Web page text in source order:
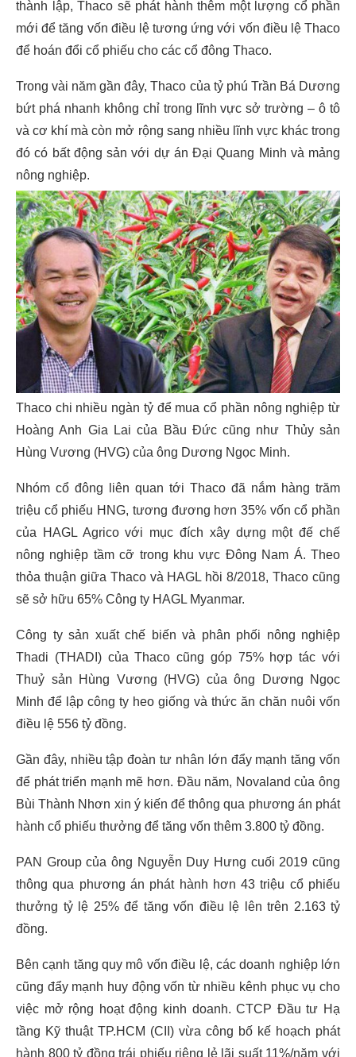
thành lập, Thaco sẽ phát hành thêm một lượng cổ phần
mới để tăng vốn điều lệ tương ứng với vốn điều lệ Thaco
để hoán đổi cổ phiếu cho các cổ đông Thaco.
Trong vài năm gần đây, Thaco của tỷ phú Trần Bá Dương
bứt phá nhanh không chỉ trong lĩnh vực sở trường – ô tô
và cơ khí mà còn mở rộng sang nhiều lĩnh vực khác trong
đó có bất động sản với dự án Đại Quang Minh và mảng
nông nghiệp.
Thaco chi nhiều ngàn tỷ để mua cổ phần nông nghiệp từ
Hoàng Anh Gia Lai của Bầu Đức cũng như Thủy sản
Hùng Vương (HVG) của ông Dương Ngọc Minh.
Nhóm cổ đông liên quan tới Thaco đã nắm hàng trăm
triệu cổ phiếu HNG, tương đương hơn 35% vốn cổ phần
của HAGL Agrico với mục đích xây dựng một đế chế
nông nghiệp tầm cỡ trong khu vực Đông Nam Á. Theo
thỏa thuận giữa Thaco và HAGL hồi 8/2018, Thaco cũng
sẽ sở hữu 65% Công ty HAGL Myanmar.
Công ty sản xuất chế biến và phân phối nông nghiệp
Thadi (THADI) của Thaco cũng góp 75% hợp tác với
Thuỷ sản Hùng Vương (HVG) của ông Dương Ngọc
Minh để lập công ty heo giống và thức ăn chăn nuôi vốn
điều lệ 556 tỷ đồng.
Gần đây, nhiều tập đoàn tư nhân lớn đẩy mạnh tăng vốn
để phát triển mạnh mẽ hơn. Đầu năm, Novaland của ông
Bùi Thành Nhơn xin ý kiến để thông qua phương án phát
hành cổ phiếu thưởng để tăng vốn thêm 3.800 tỷ đồng.
PAN Group của ông Nguyễn Duy Hưng cuối 2019 cũng
thông qua phương án phát hành hơn 43 triệu cổ phiếu
thưởng tỷ lệ 25% để tăng vốn điều lệ lên trên 2.163 tỷ
đồng.
Bên cạnh tăng quy mô vốn điều lệ, các doanh nghiệp lớn
cũng đẩy mạnh huy động vốn từ nhiều kênh phục vụ cho
việc mở rộng hoạt động kinh doanh. CTCP Đầu tư Hạ
tầng Kỹ thuật TP.HCM (CII) vừa công bố kế hoạch phát
hành 800 tỷ đồng trái phiếu riêng lẻ lãi suất 11%/năm với